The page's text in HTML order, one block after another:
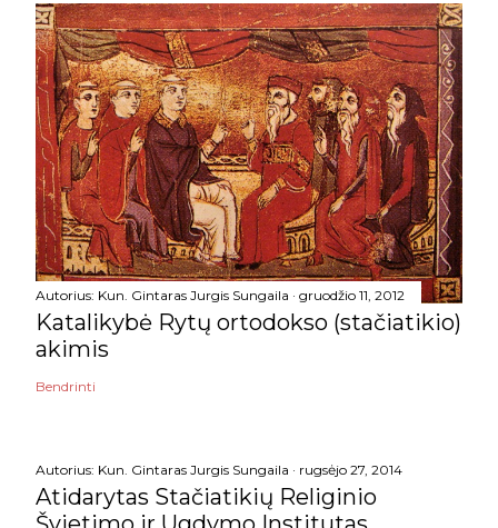
Autorius: Kun. Gintaras Jurgis Sungaila gruodžio 11, 2012
Katalikybė Rytų ortodokso (stačiatikio)
akimis
Bendrinti
Autorius: Kun. Gintaras Jurgis Sungaila rugsėjo 27, 2014
Atidarytas Stačiatikių Religinio